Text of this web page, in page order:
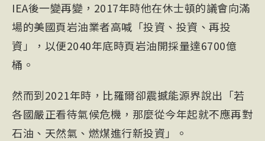
IEA後一變再變，2017年時他在休士頓的議會向滿
場的美國頁岩油業者高喊「投資、投資、再投
資」，以便2040年底時頁岩油開採量達6700億
桶。
然而到2021年時，比羅爾卻震撼能源界說出「若
各國嚴正看待氣候危機，那麼從今年起就不應再對
石油、天然氣、燃煤進行新投資」。